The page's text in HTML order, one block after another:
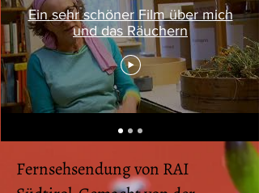
Ein sehr schöner Film über mich
und das Räuchern
Fernsehsendung von RAI